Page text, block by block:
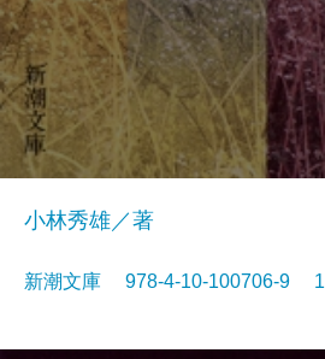
小林秀雄／著
新潮文庫 978-4-10-100706-9